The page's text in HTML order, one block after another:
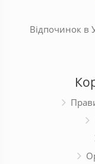
Відпочинок в